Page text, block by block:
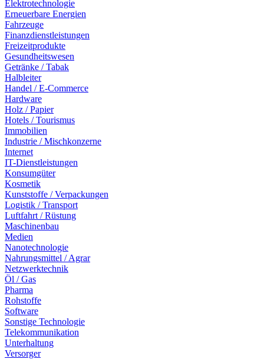
Elektrotechnologie
Erneuerbare Energien
Fahrzeuge
Finanzdienstleistungen
Freizeitprodukte
Gesundheitswesen
Getränke / Tabak
Halbleiter
Handel / E-Commerce
Hardware
Holz / Papier
Hotels / Tourismus
Immobilien
Industrie / Mischkonzerne
Internet
IT-Dienstleistungen
Konsumgüter
Kosmetik
Kunststoffe / Verpackungen
Logistik / Transport
Luftfahrt / Rüstung
Maschinenbau
Medien
Nanotechnologie
Nahrungsmittel / Agrar
Netzwerktechnik
Öl / Gas
Pharma
Rohstoffe
Software
Sonstige Technologie
Telekommunikation
Unterhaltung
Versorger